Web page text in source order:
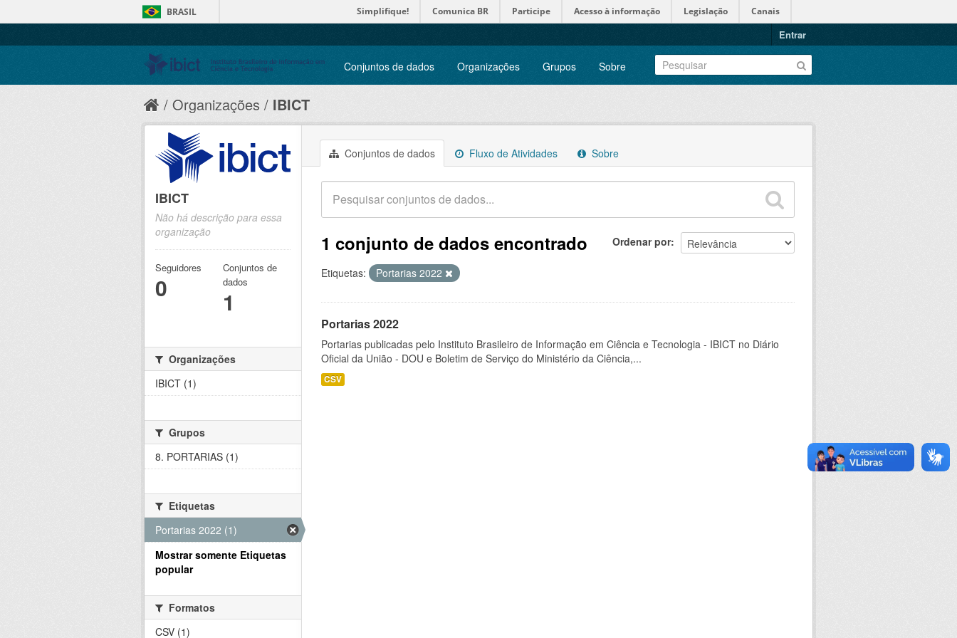
BRASIL Simplifique! Comunica BR Participe Acesso à informação Legislação Canais
Entrar
Conjuntos de dados Organizações Grupos Sobre
Organizações IBICT
Conjuntos de dados Fluxo de Atividades Sobre
Ordenar por
1 conjunto de dados encontrado
Etiquetas: Portarias 2022
Portarias 2022
Portarias publicadas pelo Instituto Brasileiro de Informação em Ciência e Tecnologia - IBICT no Diário
Oficial da União - DOU e Boletim de Serviço do Ministério da Ciência,...
CSV
IBICT
Não há descrição para essa
organização
Seguidores
0
Conjuntos de
dados
1
Organizações
IBICT (1)
Grupos
8. PORTARIAS (1)
Etiquetas
Portarias 2022 (1)
Mostrar somente Etiquetas
popular
Formatos
CSV (1)